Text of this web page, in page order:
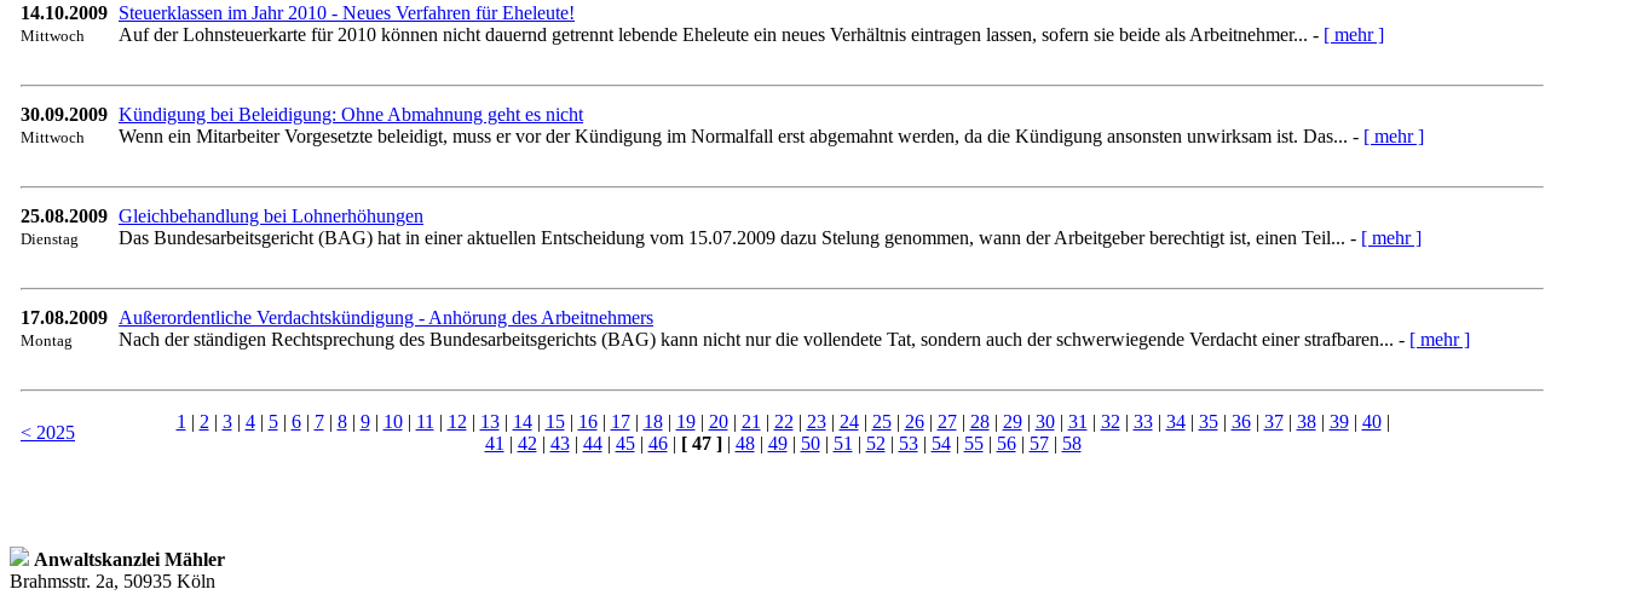
14.10.2009
Mittwoch
Steuerklassen im Jahr 2010 - Neues Verfahren für Eheleute!
Auf der Lohnsteuerkarte für 2010 können nicht dauernd getrennt lebende Eheleute ein neues Verhältnis eintragen lassen, sofern sie beide als Arbeitnehmer... - [ mehr ]
30.09.2009
Mittwoch
Kündigung bei Beleidigung: Ohne Abmahnung geht es nicht
Wenn ein Mitarbeiter Vorgesetzte beleidigt, muss er vor der Kündigung im Normalfall erst abgemahnt werden, da die Kündigung ansonsten unwirksam ist. Das... - [ mehr ]
25.08.2009
Dienstag
Gleichbehandlung bei Lohnerhöhungen
Das Bundesarbeitsgericht (BAG) hat in einer aktuellen Entscheidung vom 15.07.2009 dazu Stelung genommen, wann der Arbeitgeber berechtigt ist, einen Teil... - [ mehr ]
17.08.2009
Montag
Außerordentliche Verdachtskündigung - Anhörung des Arbeitnehmers
Nach der ständigen Rechtsprechung des Bundesarbeitsgerichts (BAG) kann nicht nur die vollendete Tat, sondern auch der schwerwiegende Verdacht einer strafbaren... - [ mehr ]
< 2025
1 | 2 | 3| 4| 5| 6| 7| 8| 9| 10| 11 | 12 | 13| 14| 15| 16| 17| 18| 19| 20| 21 | 22 | 23| 24| 25| 26| 27| 28| 29| 30| 31 | 32 | 33| 34| 35| 36| 37| 38| 39| 40|
41 | 42 | 43| 44| 45| 46| [ 47 ]| 48| 49| 50| 51 | 52 | 53| 54| 55| 56| 57| 58
Anwaltskanzlei Mähler
Brahmsstr. 2a, 50935 Köln